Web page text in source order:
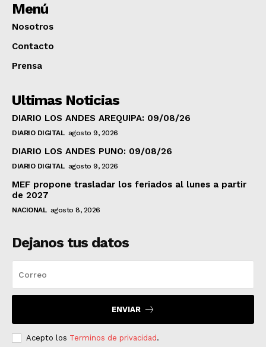
Menú
Nosotros
Contacto
Prensa
Ultimas Noticias
DIARIO LOS ANDES AREQUIPA: 09/08/26
DIARIO DIGITAL agosto 9, 2026
DIARIO LOS ANDES PUNO: 09/08/26
DIARIO DIGITAL agosto 9, 2026
MEF propone trasladar los feriados al lunes a partir
de 2027
NACIONAL agosto 8, 2026
Dejanos tus datos
ENVIAR
Acepto los Terminos de privacidad .